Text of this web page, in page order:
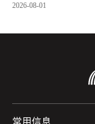
2026-08-01